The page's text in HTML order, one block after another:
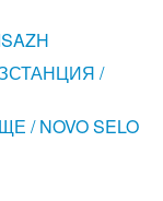
/
/ NOVO SELO